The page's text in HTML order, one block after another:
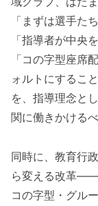
「まずは選手た
「指導者が中央
「コの字型座席
ォルトにすること
を、指導理念と
関に働きかけるべ
同時に、教育行
ら変える改革――
コの字型・グル